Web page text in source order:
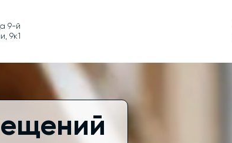
9-й
9к1